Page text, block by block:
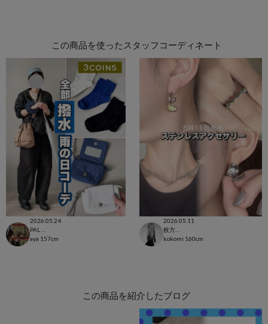
この商品を使ったスタッフコーディネート
2026.05.24
aya 157cm
2026.05.11
枚方モール店
kokomi 160cm
この商品を紹介したブログ